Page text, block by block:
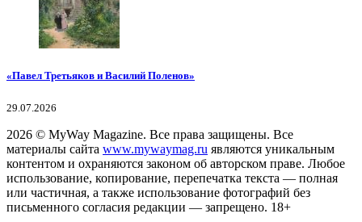
«Павел Третьяков и Василий Поленов»
29.07.2026
2026 © MyWay Magazine. Все права защищены. Все
материалы сайта www.mywaymag.ru являются уникальным
контентом и охраняются законом об авторском праве. Любое
использование, копирование, перепечатка текста — полная
или частичная, а также использование фотографий без
письменного согласия редакции — запрещено. 18+